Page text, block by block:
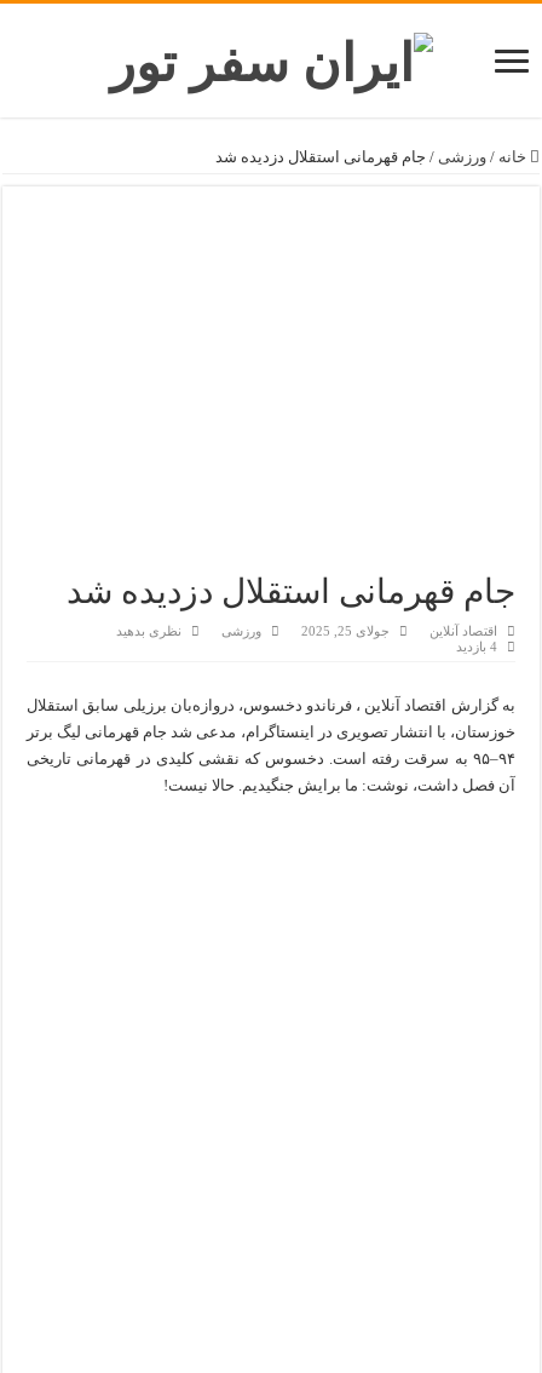
خانه / ورزشی / جام قهرمانی استقلال دزدیده شد
جام قهرمانی استقلال دزدیده شد
اقتصاد آنلاین جولای 25, 2025 ورزشی
نظری بدهید
4 بازدید
به گزارش اقتصاد آنلاین ، فرناندو دخسوس، دروازه‌بان برزیلی سابق استقلال
خوزستان، با انتشار تصویری در اینستاگرام، مدعی شد جام قهرمانی لیگ برتر
۹۴–۹۵ به سرقت رفته است. دخسوس که نقشی کلیدی در قهرمانی تاریخی
آن فصل داشت، نوشت: ما برایش جنگیدیم. حالا نیست!